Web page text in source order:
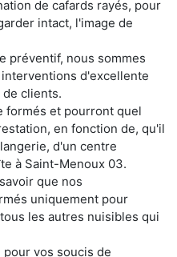
de cafards rayés, pour
intact, l'image de
préventif, nous sommes
d'excellente
clients.
formés et pourront quel
en fonction de, qu'il
d'un centre
à Saint-Menoux 03.
que nos
uniquement pour
les autres nuisibles qui
vos soucis de